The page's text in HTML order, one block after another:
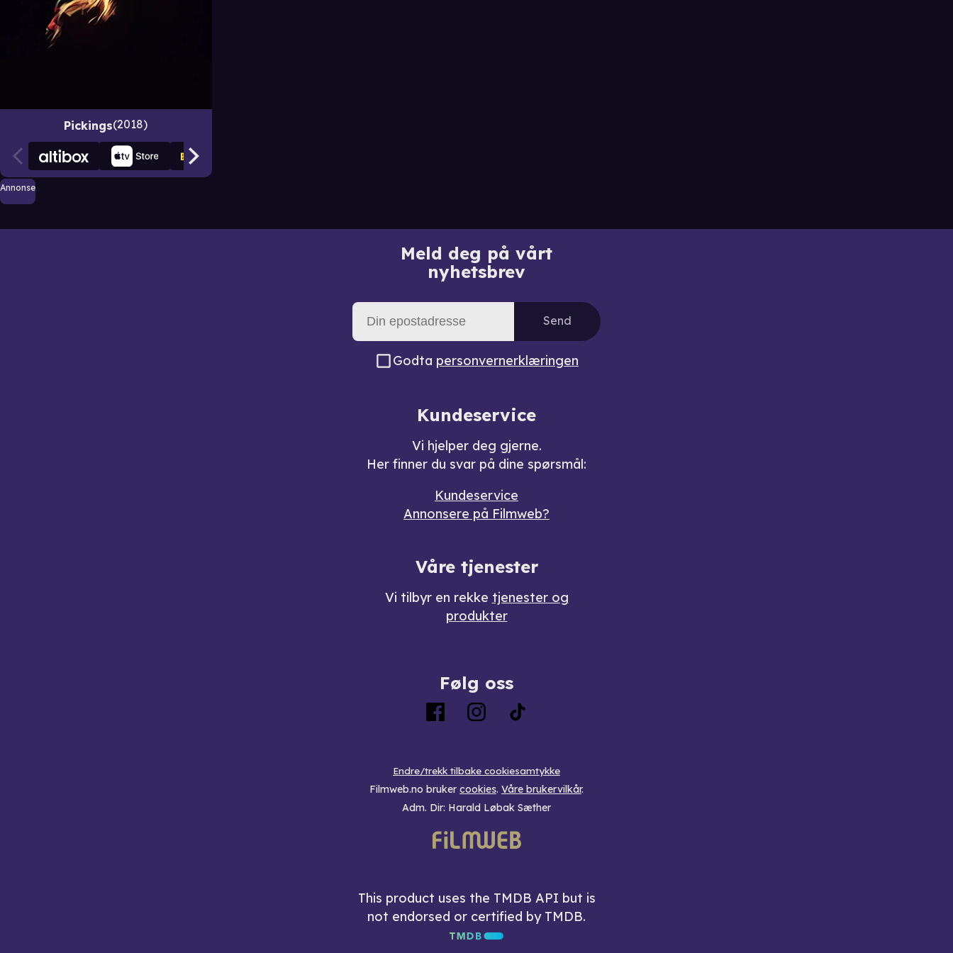
Pickings 2018
Annonse
Meld deg på vårt
nyhetsbrev
Send
Godta personvernerklæringen
Kundeservice
Vi hjelper deg gjerne.
Her finner du svar på dine spørsmål:
Kundeservice
Annonsere på Filmweb?
Våre tjenester
Vi tilbyr en rekke tjenester og
produkter
Følg oss
Endre/trekk tilbake cookiesamtykke
Filmweb.no bruker cookies. Våre brukervilkår.
Adm. Dir: Harald Løbak Sæther
This product uses the TMDB API but is
not endorsed or certified by TMDB.